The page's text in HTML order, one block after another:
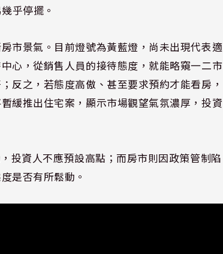
乎停擺。
市景氣。目前燈號為黃藍燈，尚未出現代表適
心，從銷售人員的接待態度，就能略窺一二市
反之，若態度高傲、甚至要求預約才能看房，
緩推出住宅案，顯示市場觀望氣氛濃厚，投資
投資人不應預設高點；而房市則因政策管制陷
是否有所鬆動。